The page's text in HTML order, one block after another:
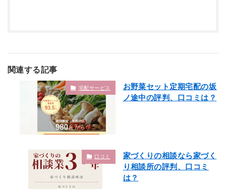
関連する記事
宅配サービス
お野菜セット定期宅配の坂
ノ途中の評判、口コミは？
口コミ
家づくりの相談なら家づく
り相談所の評判、口コミ
は？